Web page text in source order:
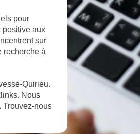
pour
positive aux
sur
recherche à
Quirieu.
Nous
Trouvez-nous